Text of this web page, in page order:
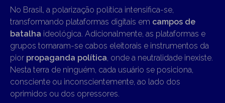
No Brasil, a polarização política intensifica-se,
transformando plataformas digitais em campos de
batalha ideológica. Adicionalmente, as plataformas e
grupos tornaram-se cabos eleitorais e instrumentos da
pior propaganda política, onde a neutralidade inexiste.
Nesta terra de ninguém, cada usuário se posiciona,
consciente ou inconscientemente, ao lado dos
oprimidos ou dos opressores.